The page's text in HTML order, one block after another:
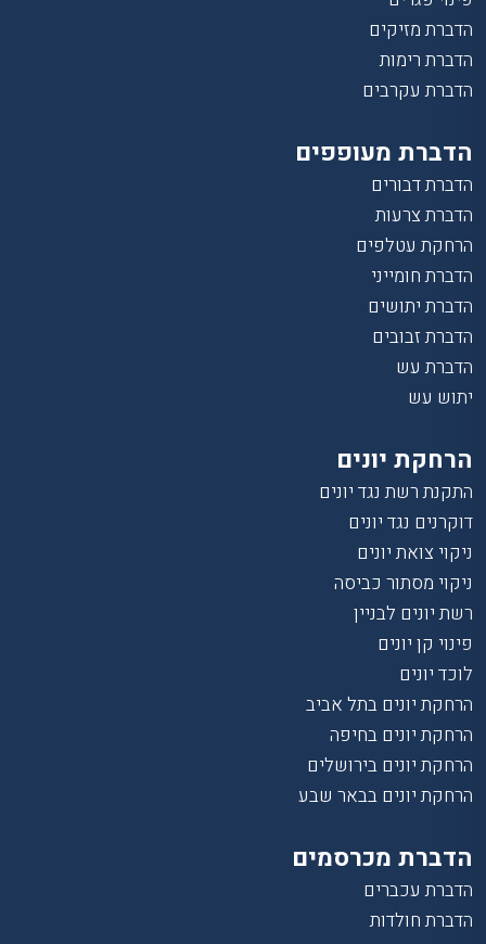
הדברת מזיקים
הדברת רימות
הדברת עקרבים
הדברת מעופפים
הדברת דבורים
הדברת צרעות
הרחקת עטלפים
הדברת חומייני
הדברת יתושים
הדברת זבובים
הדברת עש
יתוש עש
הרחקת יונים
התקנת רשת נגד יונים
דוקרנים נגד יונים
ניקוי צואת יונים
ניקוי מסתור כביסה
רשת יונים לבניין
פינוי קן יונים
לוכד יונים
הרחקת יונים בתל אביב
הרחקת יונים בחיפה
הרחקת יונים בירושלים
הרחקת יונים בבאר שבע
הדברת מכרסמים
הדברת עכברים
הדברת חולדות